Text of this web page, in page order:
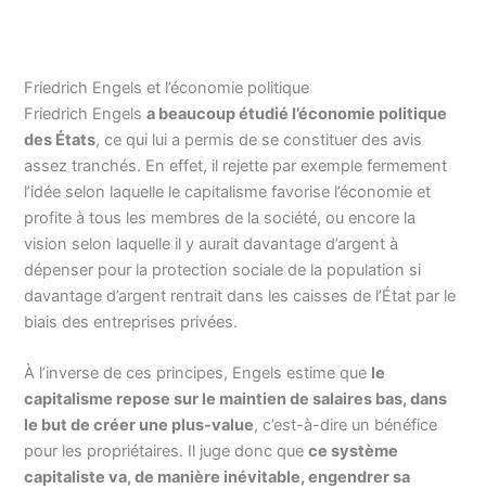
Friedrich Engels et l’économie politique
Friedrich Engelsa beaucoup étudié l’économie politique
des États, ce qui lui a permis de se constituer des avis
assez tranchés. En effet, il rejette par exemple fermement
l’idée selon laquelle le capitalisme favorise l’économie et
profite à tous les membres de la société, ou encore la
vision selon laquelle il y aurait davantage d’argent à
dépenser pour la protection sociale de la population si
davantage d’argent rentrait dans les caisses de l’État par le
biais des entreprises privées.
À l’inverse de ces principes, Engels estime que le
capitalisme repose sur le maintien de salaires bas, dans
le but de créer une plus-value, c’est-à-dire un bénéfice
pour les propriétaires. Il juge donc quece système
capitaliste va, de manière inévitable, engendrer sa